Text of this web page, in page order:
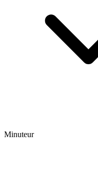
Minuteur